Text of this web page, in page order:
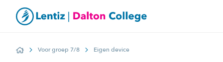
HomeVoor groep 7/8 Eigen device